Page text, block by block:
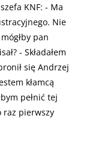
KNF: - Ma
Nie
pan
- Składałem
się Andrzej
kłamcą
pełnić tej
raz pierwszy